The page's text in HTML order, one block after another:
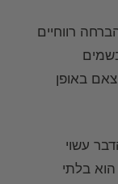
רווחיים
באופן
עשוי
הוא בלתי